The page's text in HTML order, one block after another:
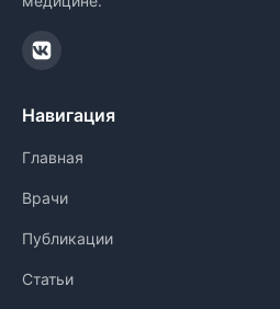
Навигация
Главная
Врачи
Публикации
Статьи